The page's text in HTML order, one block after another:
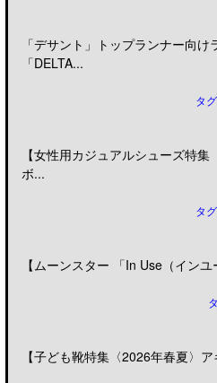
「デサント」トップランナー向
「DELTA...
タ
【女性用カジュアルシューズ特
ボ...
タ
【ムーンスター 「In Use（イン
【子ども靴特集〈2026年春夏〉